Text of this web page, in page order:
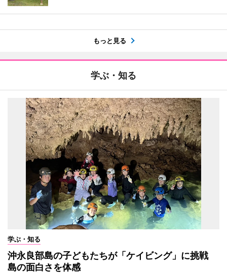
もっと見る
学ぶ・知る
学ぶ・知る
沖永良部島の子どもたちが「ケイビング」に挑戦
島の面白さを体感